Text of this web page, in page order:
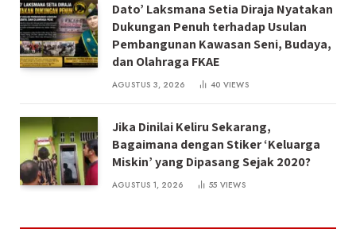
Dato’ Laksmana Setia Diraja Nyatakan
Dukungan Penuh terhadap Usulan
Pembangunan Kawasan Seni, Budaya,
dan Olahraga FKAE
AGUSTUS 3, 2026 40 VIEWS
Jika Dinilai Keliru Sekarang,
Bagaimana dengan Stiker ‘Keluarga
Miskin’ yang Dipasang Sejak 2020?
AGUSTUS 1, 2026 55 VIEWS